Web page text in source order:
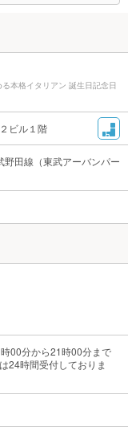
本格イタリアン 誕生日記念日
ビル１階
田線（東武アーバンパー
00分から21時00分まで
24時間受付しておりま